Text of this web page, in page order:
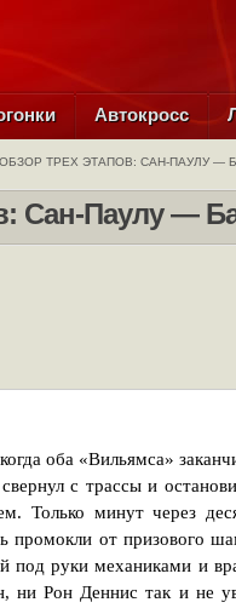
Автокросс
ОБЗОР ТРЕХ ЭТАПОВ: САН-ПАУЛУ —
Сан-Паулу —
оба «Вильямса»
с трассы и
Только минут через
промокли от призового
руки механиками и
ни Рон Деннис так и не